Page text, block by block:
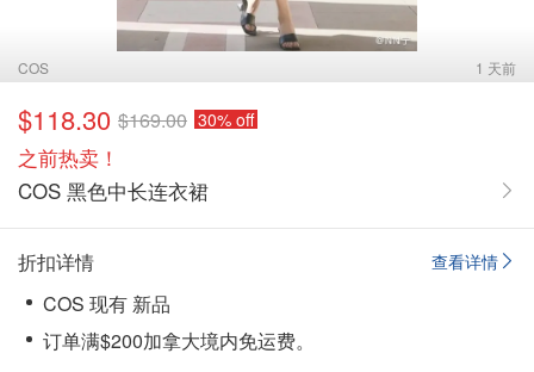
COS 1 天前
$118.30 $169.00 30% off
之前热卖！
COS 黑色中长连衣裙
查看详情
折扣详情
COS 现有 新品
订单满$200加拿大境内免运费。